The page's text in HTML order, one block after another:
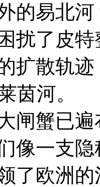
的易北河
了皮特
扩散轨
茵河。
蟹已遍
像一支
了欧洲